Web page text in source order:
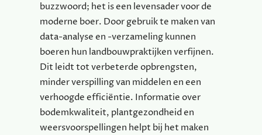
buzzwoord; het is een levensader voor de
moderne boer. Door gebruik te maken van
data-analyse en -verzameling kunnen
boeren hun landbouwpraktijken verfijnen.
Dit leidt tot verbeterde opbrengsten,
minder verspilling van middelen en een
verhoogde efficiëntie. Informatie over
bodemkwaliteit, plantgezondheid en
weersvoorspellingen helpt bij het maken